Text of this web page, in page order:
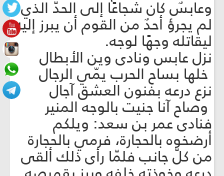
وعابسٌ كان شجاعًا إلى الحدّ الذي
لم يجرؤ أحدٌ من القوم أن يبرز إليه
ليقاتله وجهًا لوجه.
نزل عابس ونادى وين الأبطال
خلها بساح الحرب يمّي الرجال
نزع درعه بفنون العشق آجال
وصاح آنا جنيت بالوجه المنير
فنادى عمر بن سعد: ويلكم
أرضخوه بالحجارة، فرمي بالحجارة
من كلّ جانب فلمّا رأى ذلك ألقى